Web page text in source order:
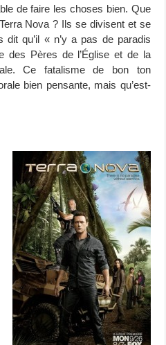
de faire les choses bien. Que
Nova ? Ils se divisent et se
dit qu’il « n’y a pas de paradis
des Pères de l’Église et de la
Ce fatalisme de bon ton
bien pensante, mais qu’est-